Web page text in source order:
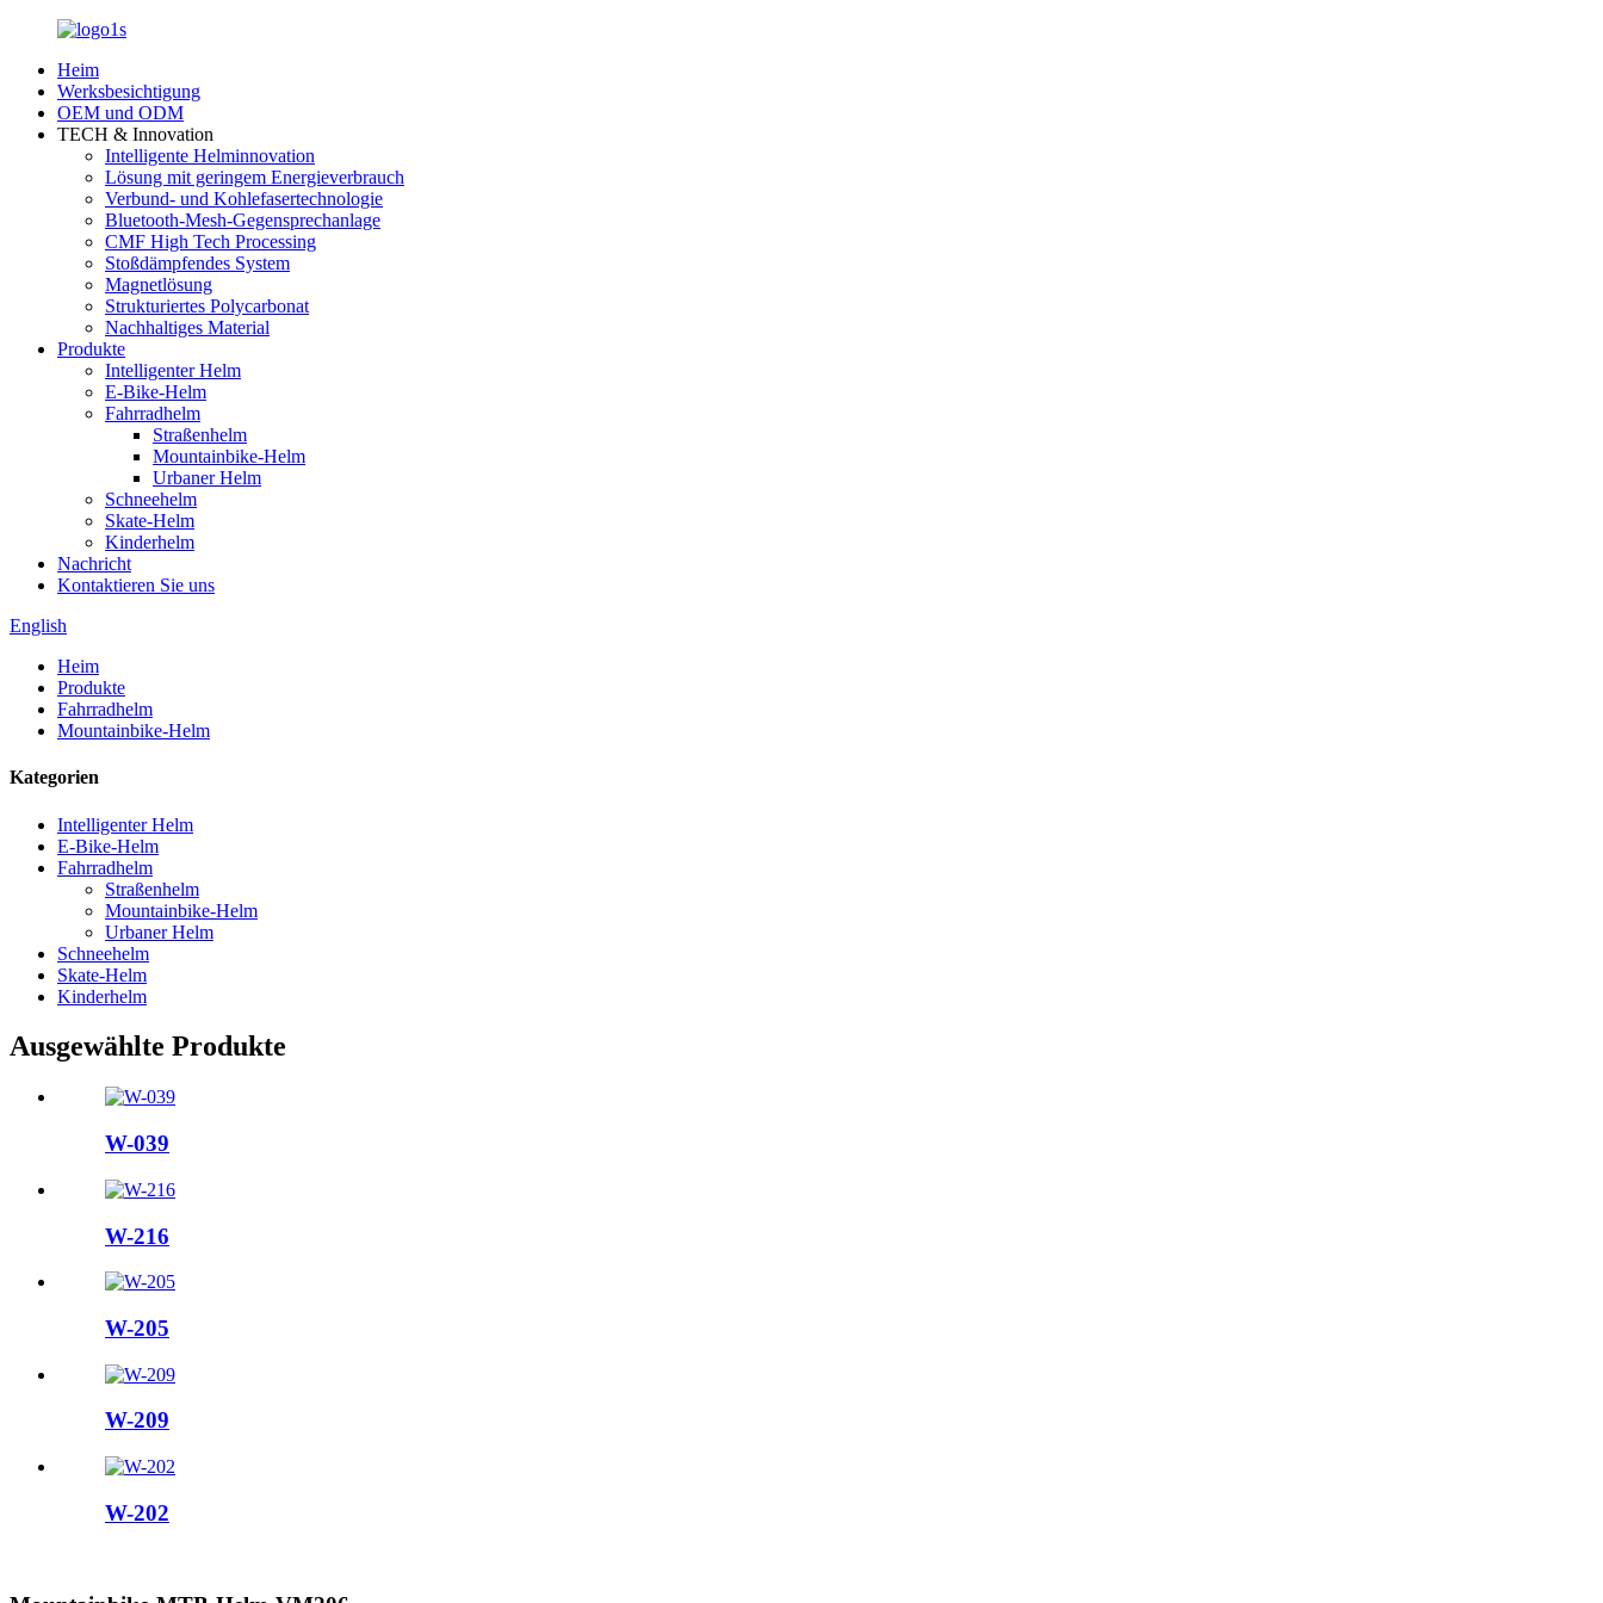
Heim
Werksbesichtigung
OEM und ODM
TECH & Innovation
Intelligente Helminnovation
Lösung mit geringem Energieverbrauch
Verbund- und Kohlefasertechnologie
Bluetooth-Mesh-Gegensprechanlage
CMF High Tech Processing
Stoßdämpfendes System
Magnetlösung
Strukturiertes Polycarbonat
Nachhaltiges Material
Produkte
Intelligenter Helm
E-Bike-Helm
Fahrradhelm
Straßenhelm
Mountainbike-Helm
Urbaner Helm
Schneehelm
Skate-Helm
Kinderhelm
Nachricht
Kontaktieren Sie uns
English
Heim
Produkte
Fahrradhelm
Mountainbike-Helm
Kategorien
Intelligenter Helm
E-Bike-Helm
Fahrradhelm
Straßenhelm
Mountainbike-Helm
Urbaner Helm
Schneehelm
Skate-Helm
Kinderhelm
Ausgewählte Produkte
W-039
W-216
W-205
W-209
W-202